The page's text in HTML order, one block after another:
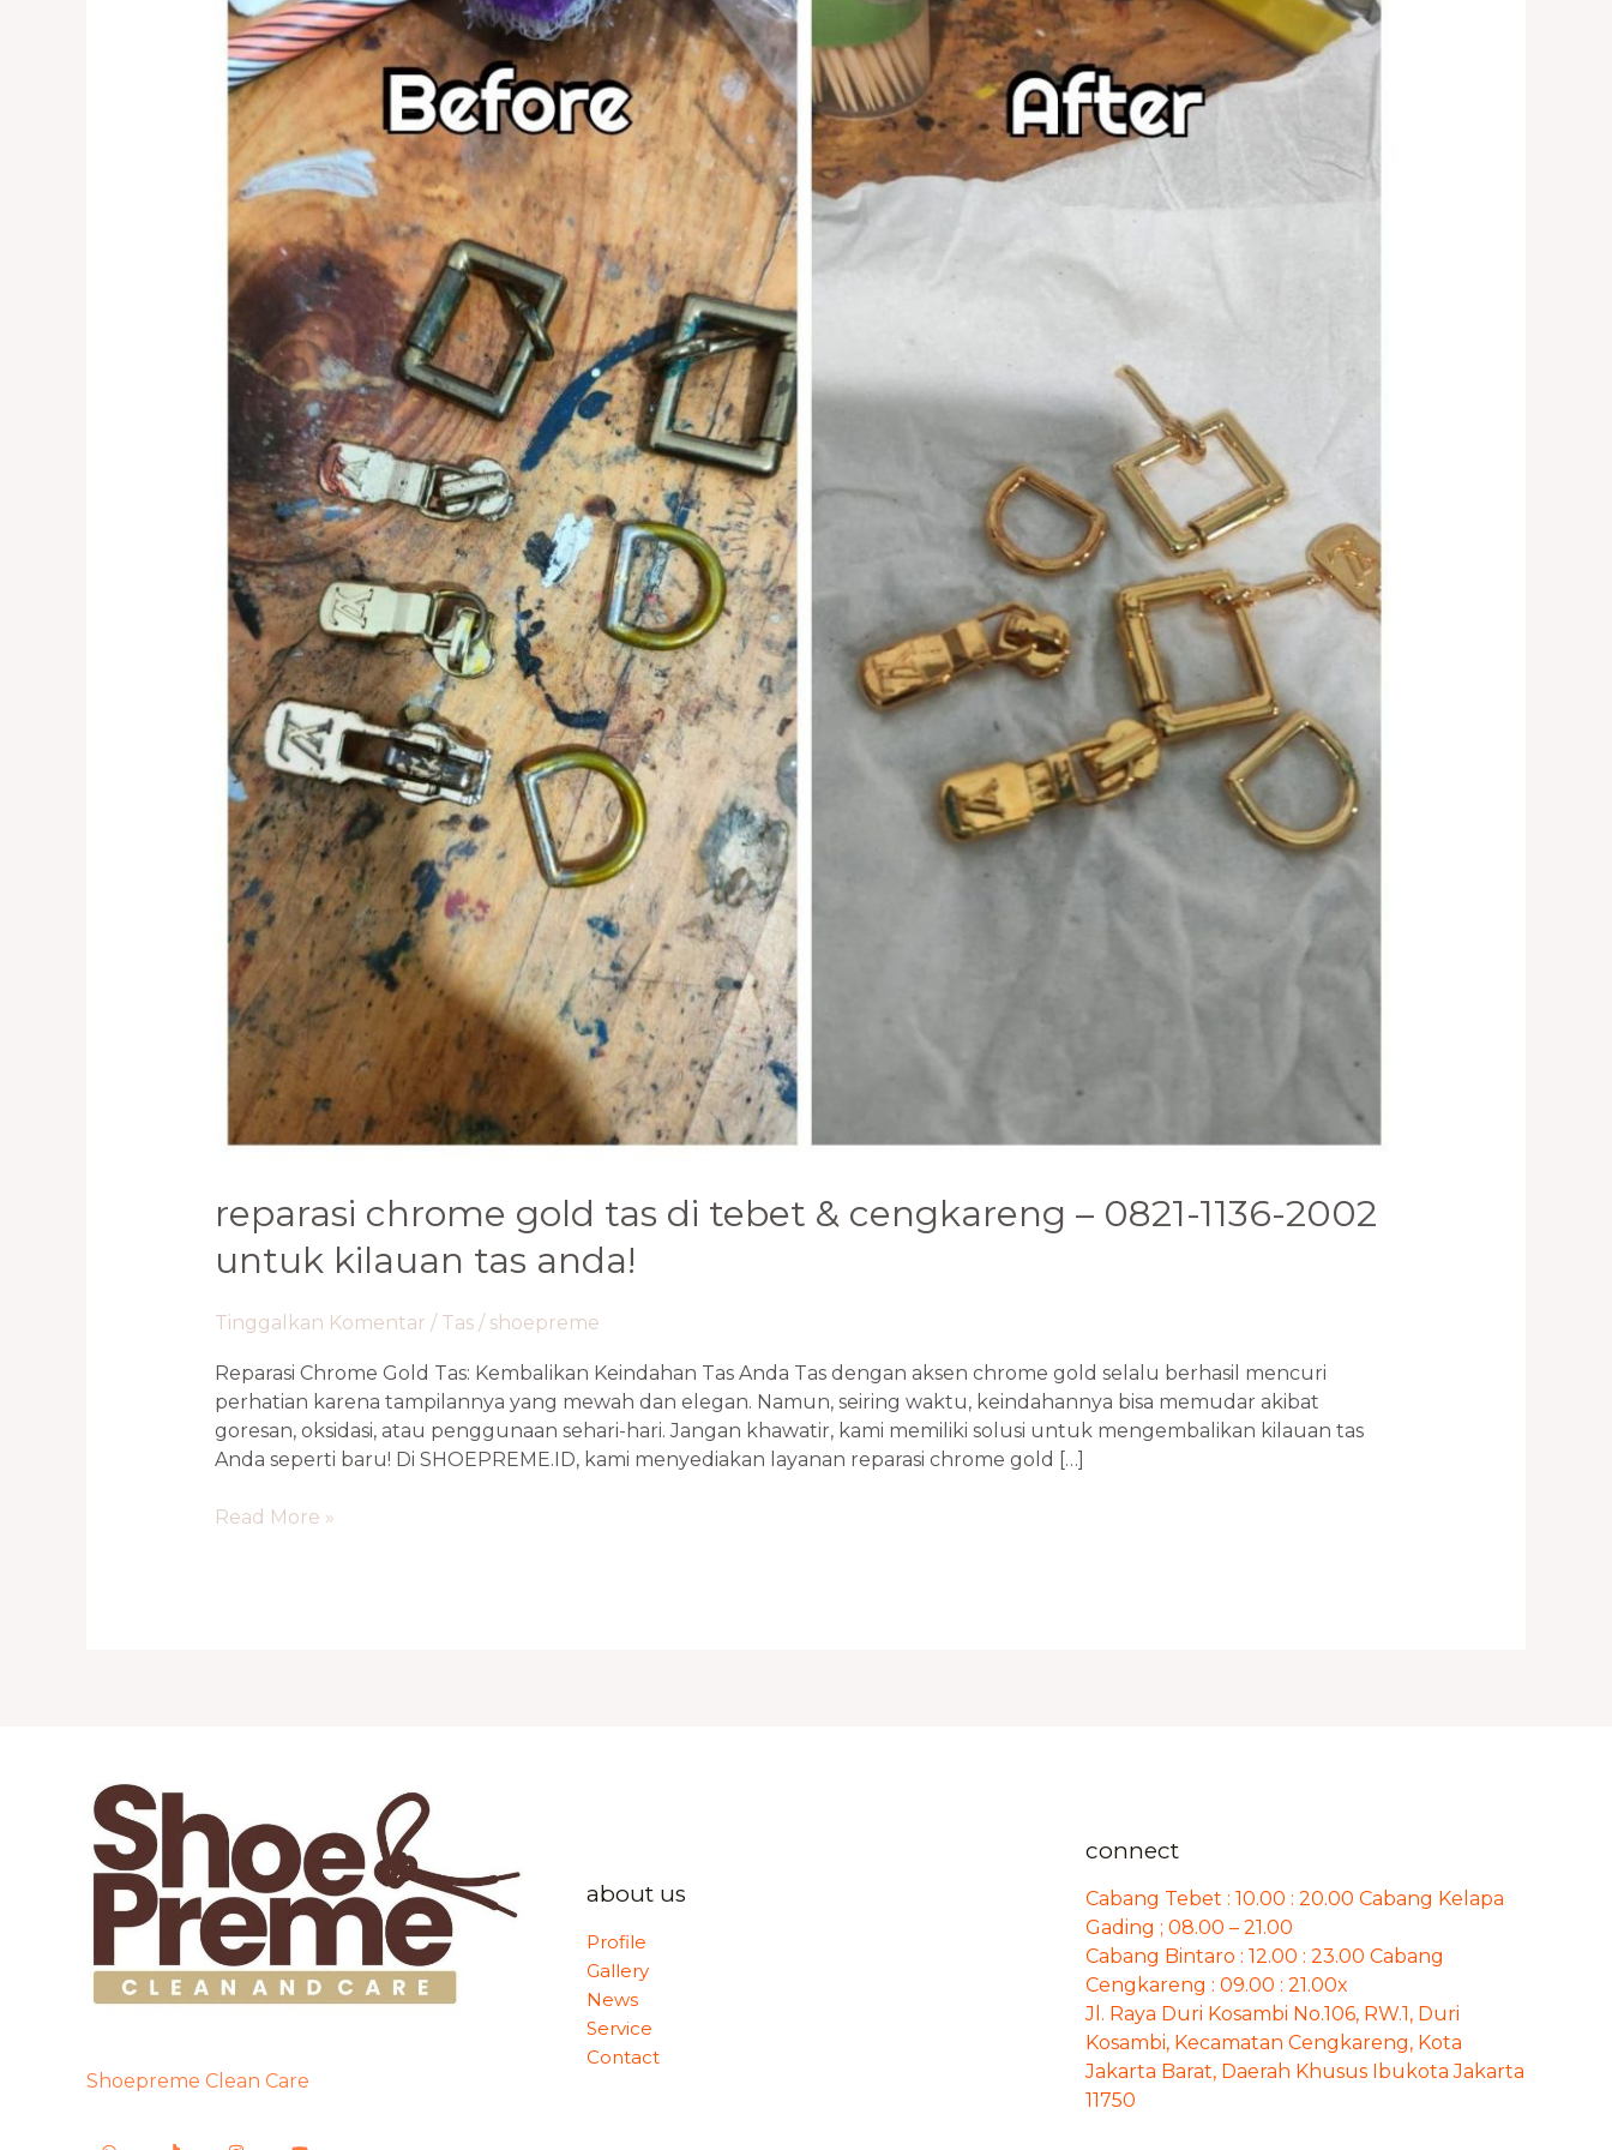
reparasi chrome gold tas di tebet & cengkareng – 0821-1136-2002
untuk kilauan tas anda!
Tinggalkan Komentar / Tas/ shoepreme
Reparasi Chrome Gold Tas: Kembalikan Keindahan Tas Anda Tas dengan aksen chrome gold selalu berhasil mencuri
perhatian karena tampilannya yang mewah dan elegan. Namun, seiring waktu, keindahannya bisa memudar akibat
goresan, oksidasi, atau penggunaan sehari-hari. Jangan khawatir, kami memiliki solusi untuk mengembalikan kilauan tas
Anda seperti baru! Di SHOEPREME.ID, kami menyediakan layanan reparasi chrome gold […]
Chrome
Gold
Tas
di
Tebet
Cengkareng
0821-
1136-
2002
untuk
Kilauan
Anda!
Read More »
Shoepreme Clean Care
about us
Profile
Gallery
News
Service
Contact
connect
Cabang Tebet : 10.00 : 20.00 Cabang Kelapa
Gading ; 08.00 – 21.00
Cabang Bintaro : 12.00 : 23.00 Cabang
Cengkareng : 09.00 : 21.00x
Jl. Raya Duri Kosambi No.106, RW.1, Duri
Kosambi, Kecamatan Cengkareng, Kota
Jakarta Barat, Daerah Khusus Ibukota Jakarta
11750